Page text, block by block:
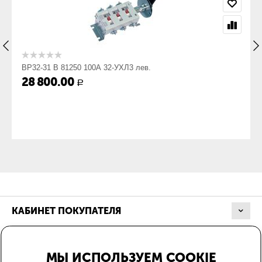
Да
Присоединение
кабеля без
кабельного
Нет
ВР32-31 В 81250 100А 32-УХЛ3 лев.
28 800.00 Р
КАБИНЕТ ПОКУПАТЕЛЯ
МЫ ИСПОЛЬЗУЕМ COOKIE